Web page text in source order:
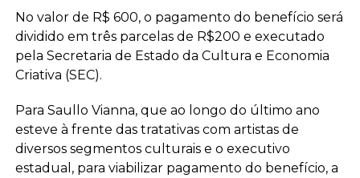
No valor de R$ 600, o pagamento do benefício será
dividido em três parcelas de R$200 e executado
pela Secretaria de Estado da Cultura e Economia
Criativa (SEC).
Para Saullo Vianna, que ao longo do último ano
esteve à frente das tratativas com artistas de
diversos segmentos culturais e o executivo
estadual, para viabilizar pagamento do benefício, a